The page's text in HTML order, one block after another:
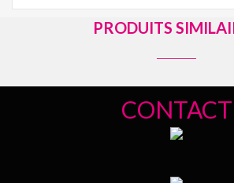
PRODUITS
CONTACT